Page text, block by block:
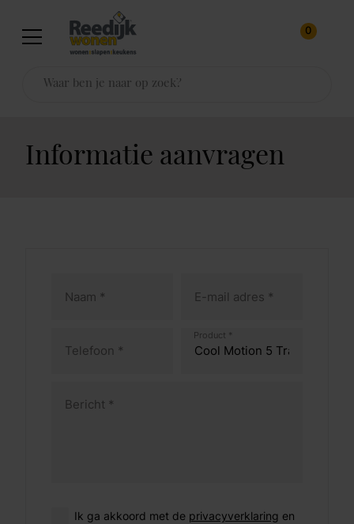
0
Informatie aanvragen
Product *
Ik ga akkoord met de privacyverklaring en